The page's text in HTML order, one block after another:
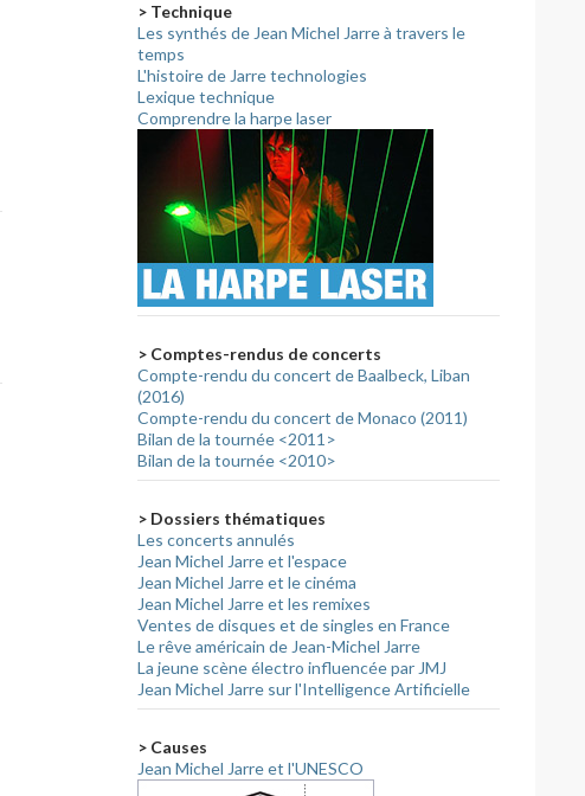
> Technique
Les synthés de Jean Michel Jarre à travers le
temps
L'histoire de Jarre technologies
Lexique technique
Comprendre la harpe laser
> Comptes-rendus de concerts
Compte-rendu du concert de Baalbeck, Liban
(2016)
Compte-rendu du concert de Monaco (2011)
Bilan de la tournée <2011>
Bilan de la tournée <2010>
> Dossiers thématiques
Les concerts annulés
Jean Michel Jarre et l'espace
Jean Michel Jarre et le cinéma
Jean Michel Jarre et les remixes
Ventes de disques et de singles en France
Le rêve américain de Jean-Michel Jarre
La jeune scène électro influencée par JMJ
Jean Michel Jarre sur l'Intelligence Artificielle
> Causes
Jean Michel Jarre et l'UNESCO